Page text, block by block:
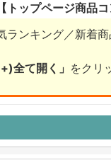
トップページ商品
ランキング／新着
全て開く」 をクリ